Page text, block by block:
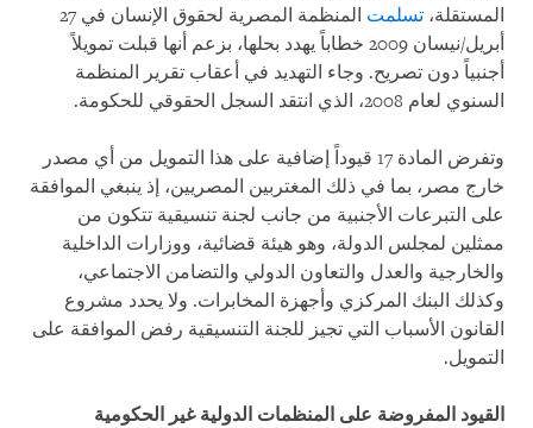
المستقلة، تسلمت
المنظمة المصرية لحقوق الإنسان في 27
أبريل/نيسان 2009 خطاباً يهدد بحلها، بزعم أنها قبلت تمويلاً
أجنبياً دون تصريح. وجاء التهديد في أعقاب تقرير المنظمة
السنوي لعام 2008، الذي انتقد السجل الحقوقي للحكومة.
وتفرض المادة 17 قيوداً إضافية على هذا التمويل من أي مصدر
خارج مصر، بما في ذلك المغتربين المصريين، إذ ينبغي الموافقة
على التبرعات الأجنبية من جانب لجنة تنسيقية تتكون من
ممثلين لمجلس الدولة، وهو هيئة قضائية، ووزارات الداخلية
والخارجية والعدل والتعاون الدولي والتضامن الاجتماعي،
وكذلك البنك المركزي وأجهزة المخابرات. ولا يحدد مشروع
القانون الأسباب التي تجيز للجنة التنسيقية رفض الموافقة على
التمويل.
القيود المفروضة على المنظمات الدولية غير الحكومية